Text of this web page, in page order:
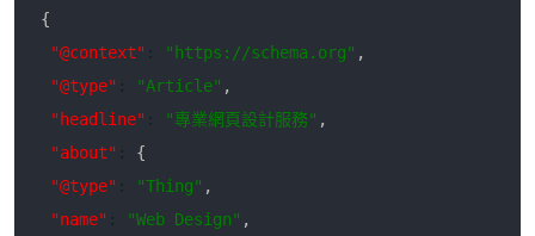
{
"@context"
"https://schema.org" ,
"@type"
"Article" ,
"headline"
"專業網頁設計服務" ,
"about"
{
"@type"
"Thing" ,
"name"
"Web Design" ,